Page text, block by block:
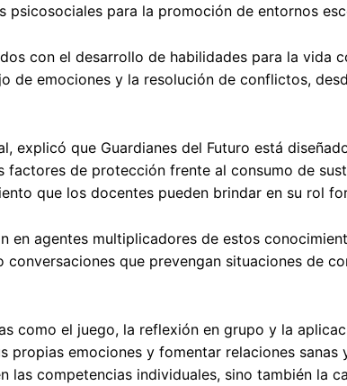
para la promoción de entornos
con el desarrollo de habilidades para la vida
de emociones y la resolución de conflictos,
explicó que Guardianes del Futuro está
de protección frente al consumo de
que los docentes pueden brindar en su rol
en agentes multiplicadores de estos
que prevengan situaciones de
como el juego, la reflexión en grupo y la
emociones y fomentar relaciones sanas
competencias individuales, sino también la